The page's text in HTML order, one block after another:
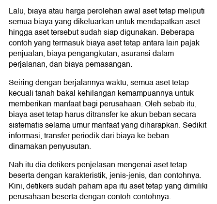
Lalu, biaya atau harga perolehan awal aset tetap meliputi
semua biaya yang dikeluarkan untuk mendapatkan aset
hingga aset tersebut sudah siap digunakan. Beberapa
contoh yang termasuk biaya aset tetap antara lain pajak
penjualan, biaya pengangkutan, asuransi dalam
perjalanan, dan biaya pemasangan.
Seiring dengan berjalannya waktu, semua aset tetap
kecuali tanah bakal kehilangan kemampuannya untuk
memberikan manfaat bagi perusahaan. Oleh sebab itu,
biaya aset tetap harus ditransfer ke akun beban secara
sistematis selama umur manfaat yang diharapkan. Sedikit
informasi, transfer periodik dari biaya ke beban
dinamakan penyusutan.
Nah itu dia detikers penjelasan mengenai aset tetap
beserta dengan karakteristik, jenis-jenis, dan contohnya.
Kini, detikers sudah paham apa itu aset tetap yang dimiliki
perusahaan beserta dengan contoh-contohnya.